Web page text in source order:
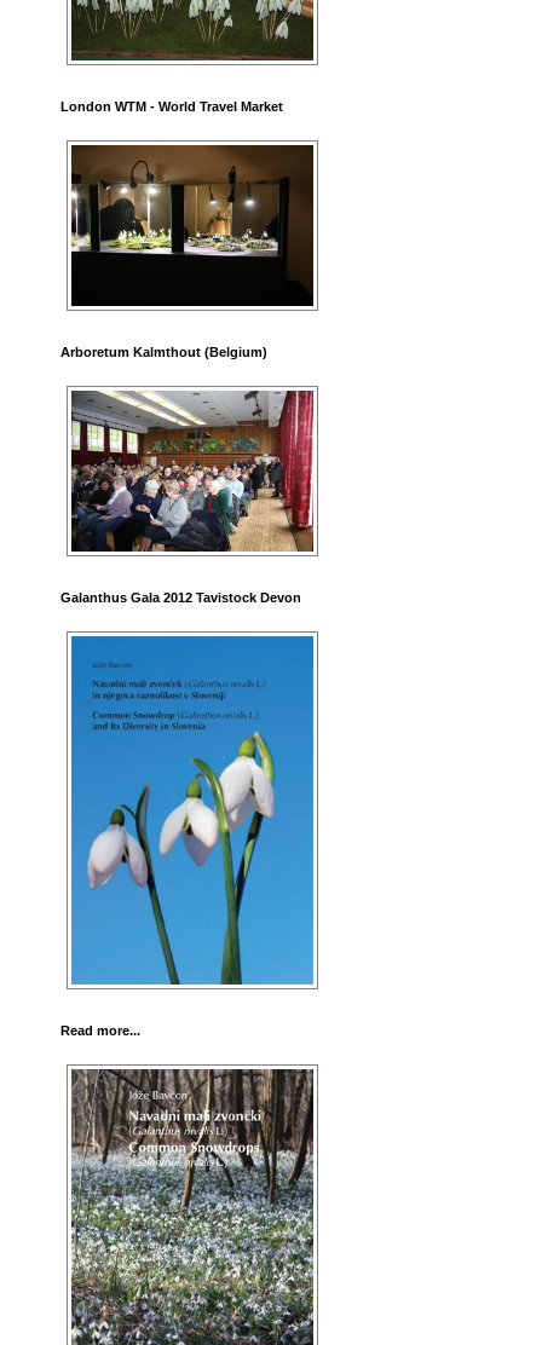
London WTM - World Travel Market
Arboretum Kalmthout (Belgium)
Galanthus Gala 2012 Tavistock Devon
Read more...